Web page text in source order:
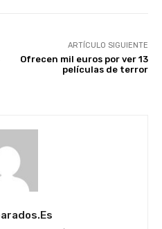
ARTÍCULO SIGUIENTE
Ofrecen mil euros por ver 13
películas de terror